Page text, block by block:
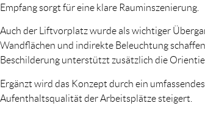
Empfang sorgt für eine klare Rauminszenierung.
Auch der Liftvorplatz wurde als wichtiger
Wandflächen und indirekte Beleuchtung
Beschilderung unterstützt zusätzlich die
Ergänzt wird das Konzept durch ein
Aufenthaltsqualität der Arbeitsplätze steigert.